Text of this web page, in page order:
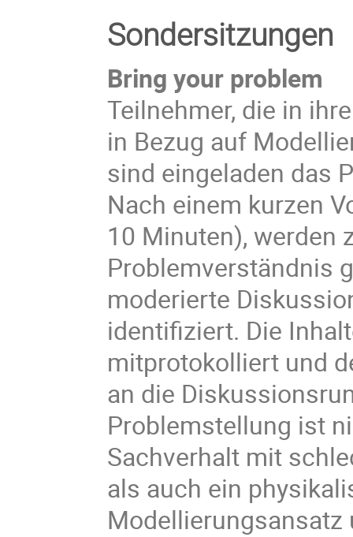
Sondersitzungen
Bring your problem
Teilnehmer, die in
in Bezug auf
sind eingeladen das
Nach einem kurzen
10 Minuten), werden
Problemverständnis
moderierte
identifiziert. Die
mitprotokolliert und
an die
Problemstellung ist
Sachverhalt mit
als auch ein
Modellierungsansatz